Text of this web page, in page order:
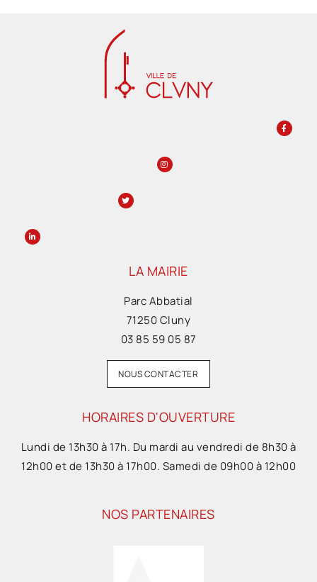
LA MAIRIE
Parc Abbatial
71250 Cluny
03 85 59 05 87
NOUS CONTACTER
HORAIRES D'OUVERTURE
Lundi de 13h30 à 17h. Du mardi au vendredi de 8h30 à
12h00 et de 13h30 à 17h00. Samedi de 09h00 à 12h00
NOS PARTENAIRES